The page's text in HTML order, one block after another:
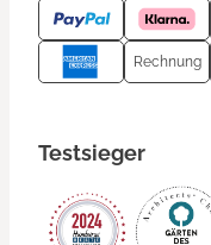
Rechnung
Testsieger